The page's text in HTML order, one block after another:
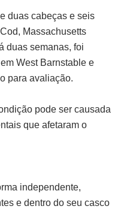
duas cabeças e seis
Massachusetts
duas semanas, foi
West Barnstable e
para avaliação.
pode ser causada
que afetaram o
independente,
e dentro do seu casco